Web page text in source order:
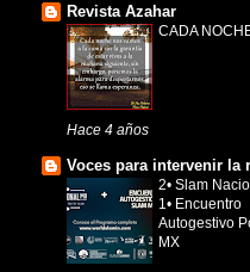
Revista Azahar
CADA
Hace 4 años
Voces para intervenir la
2• Slam
1• Encuentro
Autogestivo
MX